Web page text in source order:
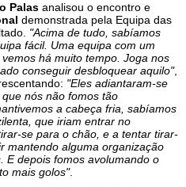
Palas analisou o encontro e
demonstrada pela Equipa das
"Acima de tudo, sabíamos
fácil. Uma equipa com um
há muito tempo. Joga nos
conseguir desbloquear aquilo",
"Eles adiantaram-se
nós não fomos tão
a cabeça fria, sabíamos
que iriam entrar no
se para o chão, e a tentar tirar-
mantendo alguma organização
E depois fomos avolumando o
mais golos".